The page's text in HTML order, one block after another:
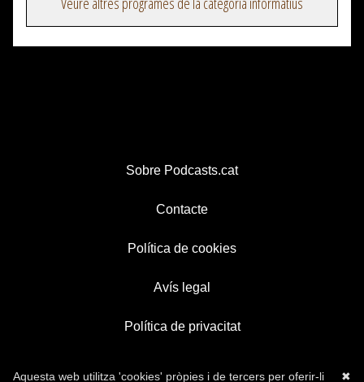
Sobre Podcasts.cat
Contacte
Política de cookies
Avís legal
Política de privacitat
✖
Aquesta web utilitza 'cookies' pròpies i de tercers per oferir-li